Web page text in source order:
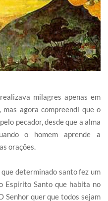
milagres apenas em
agora compreendi que o
pecador, desde que a alma
o homem aprende a
orações.
determinado santo fez um
Espírito Santo que habita no
Senhor quer que todos sejam